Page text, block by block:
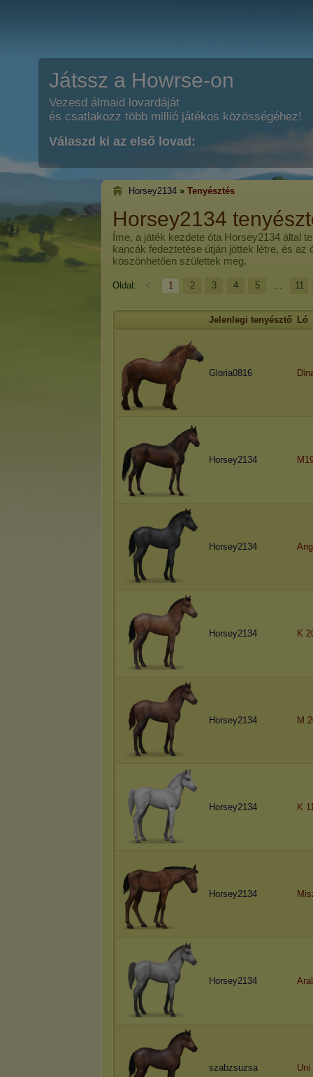
Játssz a Howrse-on
Vezesd álmaid lovardáját
és csatlakozz több millió játékos közösségéhez!
Válaszd ki az első lovad:
Horsey2134 » Tenyésztés
Horsey2134
Íme, a játék kezdete óta Horsey2134 által
kancák fedeztetése útján jöttek létre, és az
köszönhetően születtek meg.
Oldal: 1 2 3 4 5 ... 11
Jelenlegi tenyésztő Ló
Gloria0816
Horsey2134
Horsey2134
Horsey2134 K
Horsey2134 M
Horsey2134 K
Horsey2134
Horsey2134
szabzsuzsa